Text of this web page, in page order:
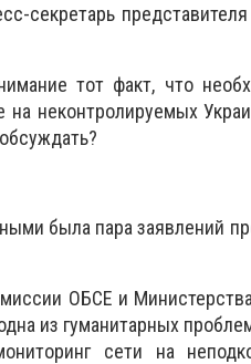
секретарь
тот факт, что
неконтролируемых
была пара заявлений
ОБСЕ и
из гуманитарных
сети на